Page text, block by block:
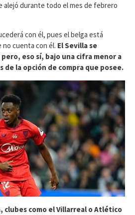
alejó durante todo el mes de febrero
con él, pues el belga está
no cuenta con él. El Sevilla se
eso sí, bajo una cifra menor a
de la opción de compra que posee.
clubes como el Villarreal o Atlético